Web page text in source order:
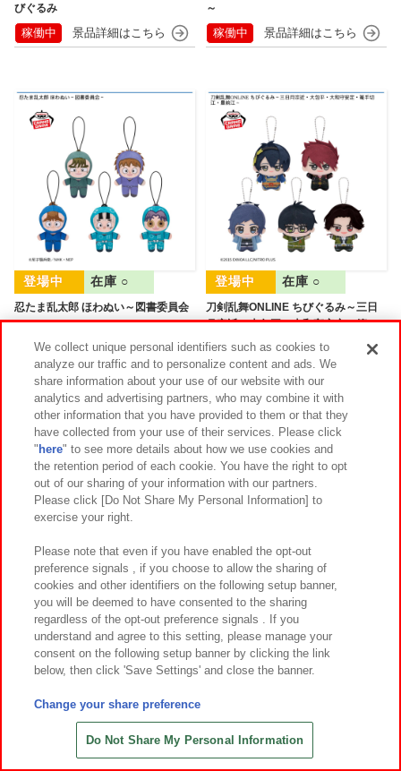
びぐるみ
稼働中
～
稼働中
忍たま乱太郎 ほわぬい～図書委員会
～
在庫 ○
刀剣乱舞ONLINE ちびぐるみ～三日
月宗近・大包平・大和守安定・篭手
切江・豊前江～
在庫 ○
刀剣乱舞ONLINE ちびぐるみ～一期
一振・薬研藤四郎・和泉守兼定・堀
川国広・鶴丸国永～
在庫 ○
ちいかわ もっちるおかお超BIGぬい
ぐるみ①
在庫 ×
We collect unique personal identifiers such as cookies to
analyze our traffic and to personalize content and ads. We
share information about your use of our website with our
analytics and advertising partners, who may combine it with
other information that you have provided to them or that they
have collected from your use of their services. Please click
" here" to see more details about how we use cookies and
the retention period of each cookie. You have the right to opt
out of our sharing of your information with our partners.
Please click [Do Not Share My Personal Information] to
exercise your right.
Please note that even if you have enabled the opt-out
preference signals , if you choose to allow the sharing of
cookies and other identifiers on the following setup banner,
you will be deemed to have consented to the sharing
regardless of the opt-out preference signals . If you
understand and agree to this setting, please manage your
consent on the following setup banner by clicking the link
below, then click 'Save Settings' and close the banner.
Change your share preference
Do Not Share My Personal Information